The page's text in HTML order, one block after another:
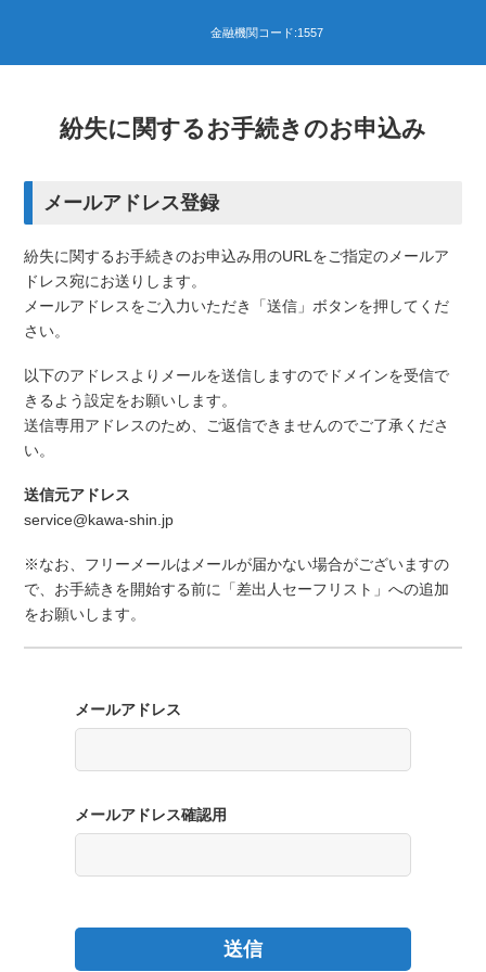
紛失に関するお手続きのお申込み
メールアドレス登録
紛失に関するお手続きのお申込み用のURLをご指定のメールア
ドレス宛にお送りします。
メールアドレスをご入力いただき「送信」ボタンを押してくだ
さい。
以下のアドレスよりメールを送信しますのでドメインを受信で
きるよう設定をお願いします。
送信専用アドレスのため、ご返信できませんのでご了承くださ
い。
送信元アドレス
service@kawa-shin.jp
※なお、フリーメールはメールが届かない場合がございますの
で、お手続きを開始する前に「差出人セーフリスト」への追加
をお願いします。
メールアドレス
メールアドレス確認用